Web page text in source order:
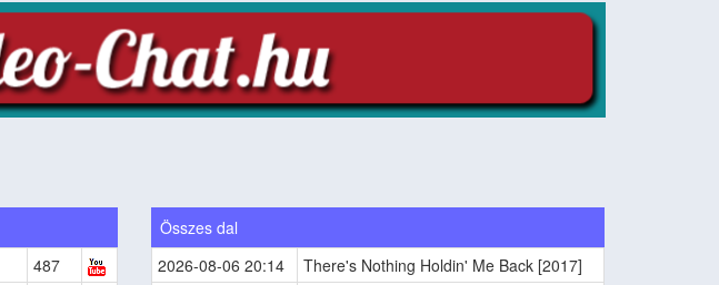
487
Összes dal
2026-08-06 20:14
There's Nothing Holdin' Me Back [2017]